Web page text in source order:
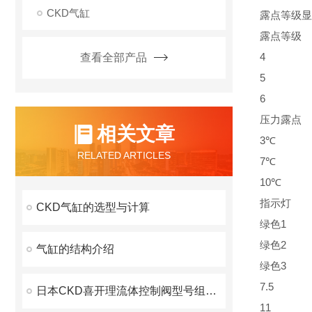
CKD气缸
查看全部产品
相关文章
RELATED ARTICLES
CKD气缸的选型与计算
气缸的结构介绍
日本CKD喜开理流体控制阀型号组成方式
露点等级
露点等级
4
5
6
压力露点
3℃
7℃
10℃
指示灯
绿色1
绿色2
绿色3
7.5
11